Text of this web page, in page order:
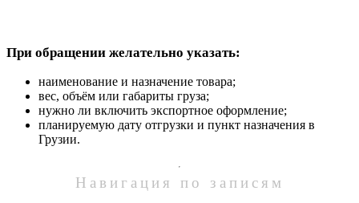
При обращении желательно указать:
наименование и назначение товара;
вес, объём или габариты груза;
нужно ли включить экспортное оформление;
планируемую дату отгрузки и пункт назначения в
Грузии.
Навигация по записям